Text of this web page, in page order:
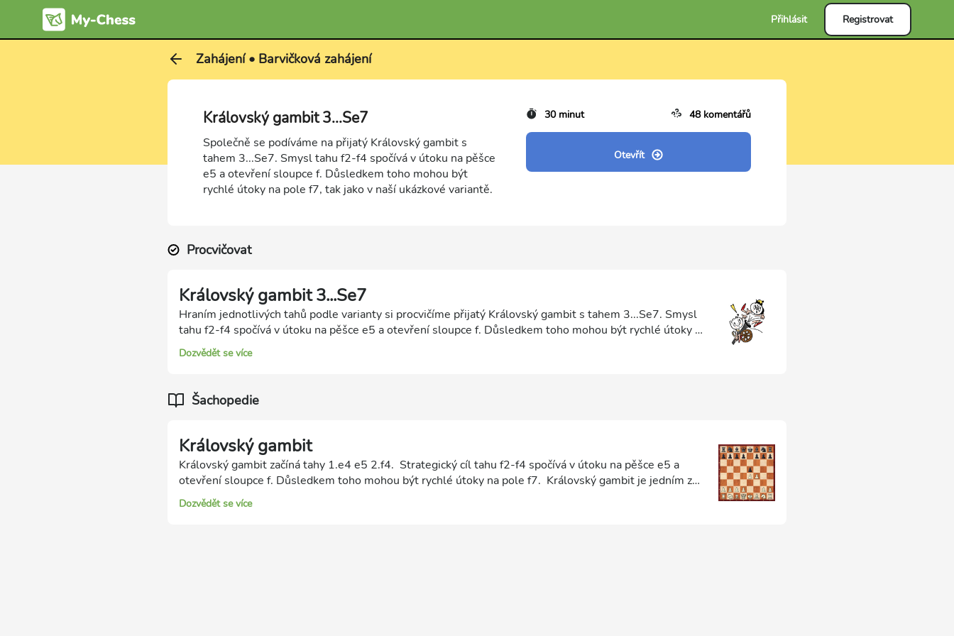
Přihlásit Registrovat
Zahájení • Barvičková zahájení
Královský gambit 3...Se7
Společně se podíváme na přijatý Královský gambit s
tahem 3...Se7. Smysl tahu f2-f4 spočívá v útoku na pěšce
e5 a otevření sloupce f. Důsledkem toho mohou být
rychlé útoky na pole f7, tak jako v naší ukázkové variantě.
30 minut 48 komentářů
Otevřít
Procvičovat
Královský gambit 3...Se7
Hraním jednotlivých tahů podle varianty si procvičíme přijatý Královský gambit s tahem 3...Se7. Smysl
tahu f2-f4 spočívá v útoku na pěšce e5 a otevření sloupce f. Důsledkem toho mohou být rychlé útoky na
pole f7, tak jako v naší ukázkové variantě.
Dozvědět se více
Šachopedie
Královský gambit
Královský gambit začíná tahy 1.e4 e5 2.f4. Strategický cíl tahu f2-f4 spočívá v útoku na pěšce e5 a
otevření sloupce f. Důsledkem toho mohou být rychlé útoky na pole f7. Královský gambit je jedním z
nejstarších zdokumentovaných zahájení, které uvádí ve své knize již Luis Ramírez de Lucena v roce
1497. V 19. století byl Královský gambit jedním z nejčastěji hraných zahájení, se zdokonalením techniky
Dozvědět se více